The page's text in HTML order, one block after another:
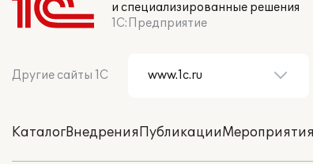
и специализированные решения
1С:Предприятие
Другие сайты 1С
КаталогВнедренияПубликацииМероприятия